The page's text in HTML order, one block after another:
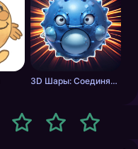
3D Шары: Соединялка